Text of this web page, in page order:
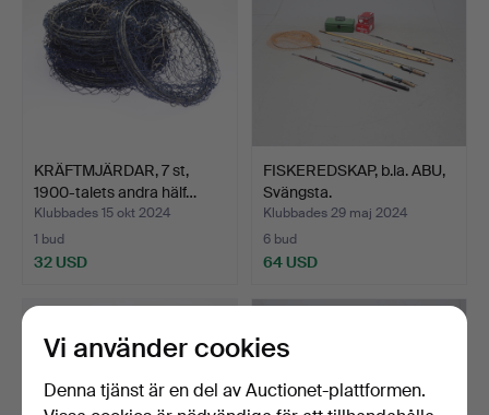
KRÄFTMJÄRDAR, 7 st,
1900-talets andra hälf…
Klubbades 15 okt 2024
1 bud
32 USD
FISKEREDSKAP, b.la. ABU,
Svängsta.
Klubbades 29 maj 2024
6 bud
64 USD
Vi använder cookies
Denna tjänst är en del av Auctionet-plattformen.